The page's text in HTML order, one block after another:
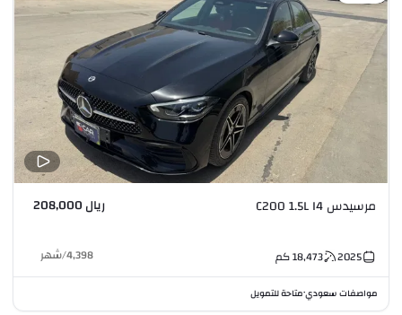
مرسيدس C200 1.5L I4 ريال 208,000
2025
18,473كم 4,398
/شهر
مواصفات سعودي•متاحة للتمويل